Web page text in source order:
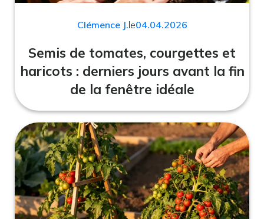
Clémence J.le04.04.2026
Semis de tomates, courgettes et
haricots : derniers jours avant la fin
de la fenêtre idéale